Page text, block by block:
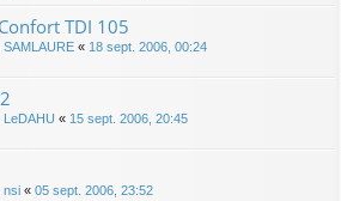
TDI 105
SAMLAURE « 18 sept. 2006, 00:24
LeDAHU « 15 sept. 2006, 20:45
nsi « 05 sept. 2006, 23:52